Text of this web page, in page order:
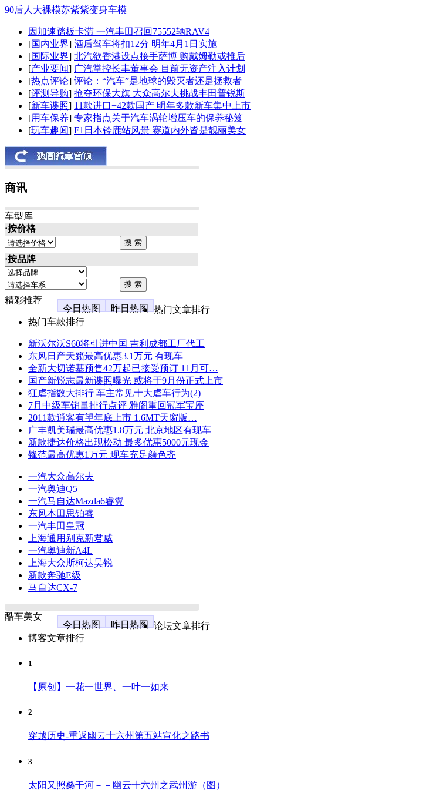
90后人大裸模苏紫紫变身车模
因加速踏板卡滞 一汽丰田召回75552辆RAV4
[国内业界] 酒后驾车将扣12分 明年4月1日实施
[国际业界] 北汽欲香港设点接手萨博 购戴姆勒或推后
[产业要闻] 广汽掌控长丰董事会 目前无资产注入计划
[热点评论] 评论：“汽车”是地球的毁灭者还是拯救者
[评测导购] 抢夺环保大旗 大众高尔夫挑战丰田普锐斯
[新车谍照] 11款进口+42款国产 明年多款新车集中上市
[用车保养] 专家指点关于汽车涡轮增压车的保养秘笈
[玩车趣闻] F1日本铃鹿站风景 赛道内外皆是靓丽美女
商讯
车型库
·按价格
·按品牌
精彩推荐
今日热图
昨日热图
热门文章排行
热门车款排行
新沃尔沃S60将引进中国 吉利成都工厂代工
东风日产天籁最高优惠3.1万元 有现车
全新大切诺基预售42万起已接受预订 11月可…
国产新锐志最新谍照曝光 或将于9月份正式上市
狂虐指数大排行 车主常见十大虐车行为(2)
7月中级车销量排行点评 雅阁重回冠军宝座
2011款逍客有望年底上市 1.6MT天窗版…
广丰凯美瑞最高优惠1.8万元 北京地区有现车
新款捷达价格出现松动 最多优惠5000元现金
锋范最高优惠1万元 现车充足颜色齐
一汽大众高尔夫
一汽奥迪Q5
一汽马自达Mazda6睿翼
东风本田思铂睿
一汽丰田皇冠
上海通用别克新君威
一汽奥迪新A4L
上海大众斯柯达昊锐
新款奔驰E级
马自达CX-7
酷车美女
今日热图
昨日热图
论坛文章排行
博客文章排行
1
【原创】一花一世界、一叶一如来
2
穿越历史-重返幽云十六州第五站宣化之路书
3
太阳又照桑干河－－幽云十六州之武州游（图）